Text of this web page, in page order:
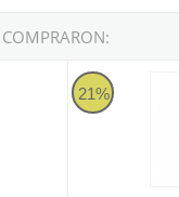
R-15 PRO
21%
Pantalla de